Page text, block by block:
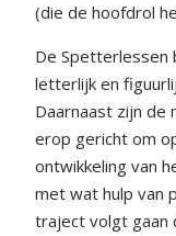
(die de hoofdrol
De
letterlijk en
Daarnaast zijn de
erop gericht om
ontwikkeling van
met wat hulp van
traject volgt gaan